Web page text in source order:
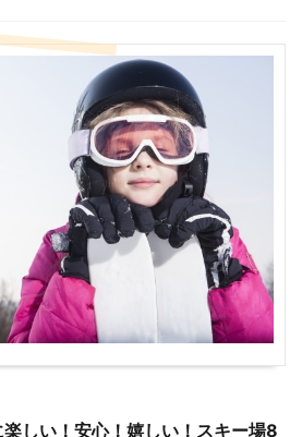
しい！安心！嬉しい！スキー場8